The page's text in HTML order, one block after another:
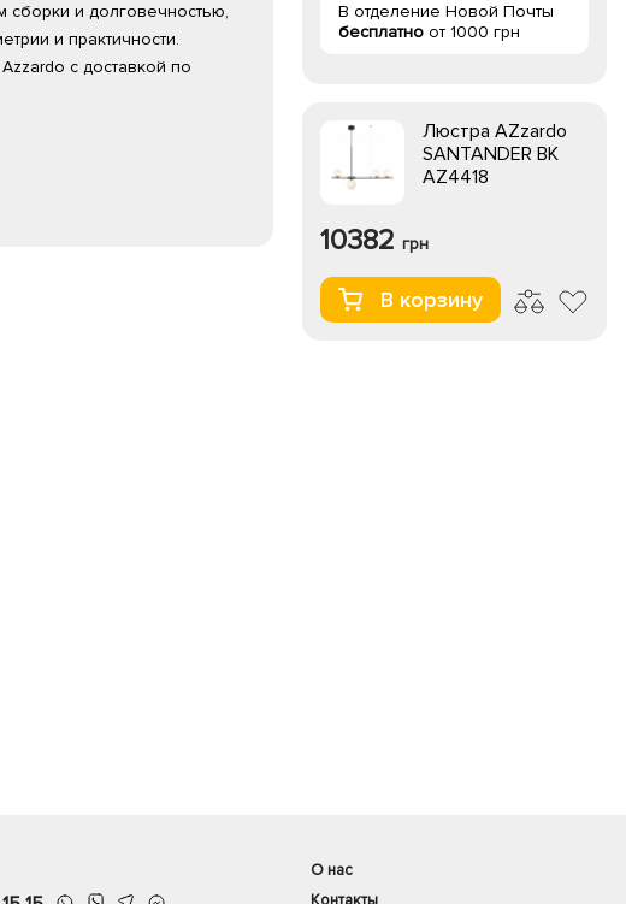
сборки и долговечностью,
и практичности.
с доставкой по
В отделение Новой Почты
бесплатно от 1000 грн
Люстра AZzardo
SANTANDER BK
AZ4418
10382 грн
В корзину
О нас
Контакты